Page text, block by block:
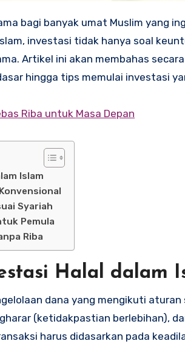
bagi banyak umat Muslim yang
investasi tidak hanya soal
Artikel ini akan membahas
hingga tips memulai investasi
Riba untuk Masa Depan
Islam
Syariah
Pemula
Riba
Halal dalam
dana yang mengikuti
(ketidakpastian berlebihan),
harus didasarkan pada